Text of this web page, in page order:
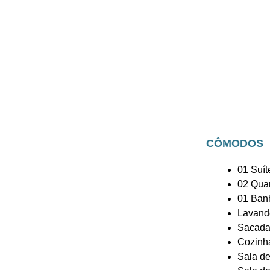
CÔMODOS
01
02
01
Sala